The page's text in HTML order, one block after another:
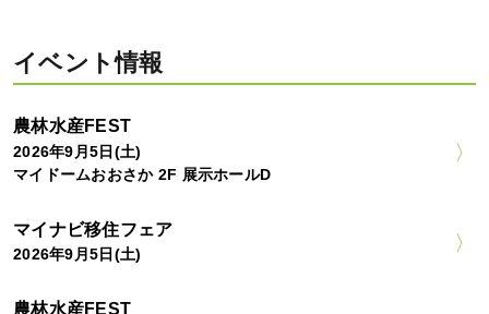
イベント情報
農林水産FEST
2026年9月5日(土)
マイドームおおさか 2F 展示ホールD
マイナビ移住フェア
2026年9月5日(土)
農林水産FEST